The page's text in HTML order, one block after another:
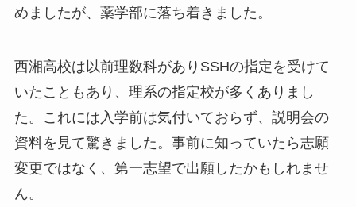
めましたが、薬学部に落ち着きました。
西湘高校は以前理数科がありSSHの指定を受けて
いたこともあり、理系の指定校が多くありまし
た。これには入学前は気付いておらず、説明会の
資料を見て驚きました。事前に知っていたら志願
変更ではなく、第一志望で出願したかもしれませ
ん。